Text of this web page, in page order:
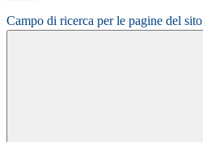
Campo di ricerca per le pagine del sito